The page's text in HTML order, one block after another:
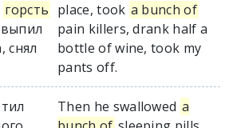
горсть
снял
place, took a bunch of
pain killers, drank half a
bottle of wine, took my
pants off.
Then he swallowed a